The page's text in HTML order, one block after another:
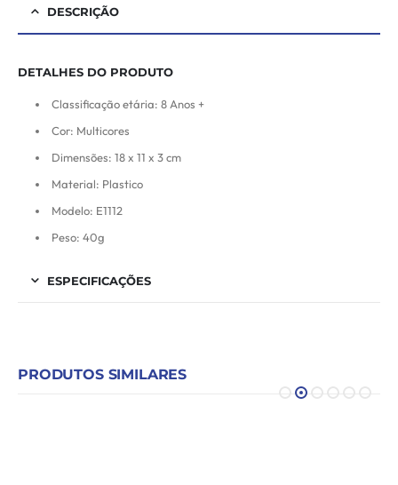
DESCRIÇÃO
DETALHES DO PRODUTO
Classificação etária: 8 Anos +
Cor: Multicores
Dimensões: 18 x 11 x 3 cm
Material: Plastico
Modelo: E1112
Peso: 40g
ESPECIFICAÇÕES
PRODUTOS SIMILARES